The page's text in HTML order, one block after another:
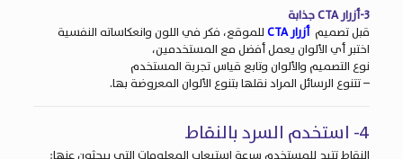
3-أزرار CTA جذابة
قبل تصميم أزرار CTA
للموقع، فكر في اللون وانعكاساته النفسية
اختبر أي الألوان يعمل أفضل مع المستخدمين،
نوع التصميم والألوان وتابع قياس تجربة المستخدم
– تتنوع الرسائل المراد نقلها بتنوع الألوان المعروضة بها.
4- استخدم السرد بالنقاط